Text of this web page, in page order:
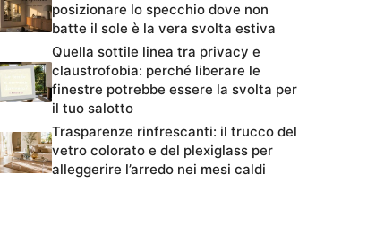
posizionare lo specchio dove non
batte il sole è la vera svolta estiva
Quella sottile linea tra privacy e
claustrofobia: perché liberare le
finestre potrebbe essere la svolta per
il tuo salotto
Trasparenze rinfrescanti: il trucco del
vetro colorato e del plexiglass per
alleggerire l’arredo nei mesi caldi